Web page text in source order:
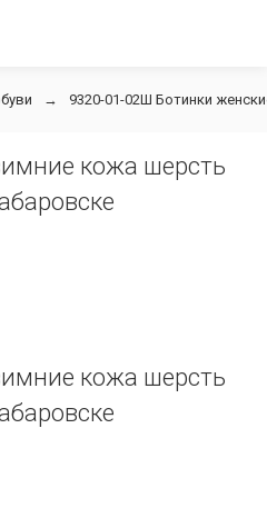
9320-01-02Ш Ботинки
кожа шерсть
кожа шерсть